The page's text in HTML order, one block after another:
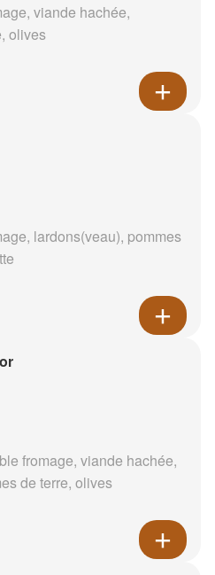
viande hachée,
olives
lardons(veau), pommes
fromage, viande hachée,
de terre, olives